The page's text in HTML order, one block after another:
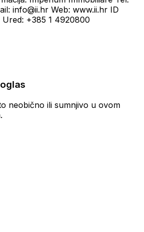
info@ii.hr Web: www.ii.hr ID
Ured: +385 1 4920800
neobično ili sumnjivo u ovom